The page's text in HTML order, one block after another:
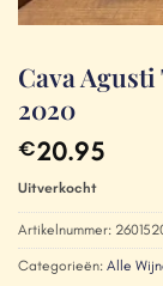
Cava
2020
€20.95
Uitverkocht
Artikelnummer:
Categorieën: Alle